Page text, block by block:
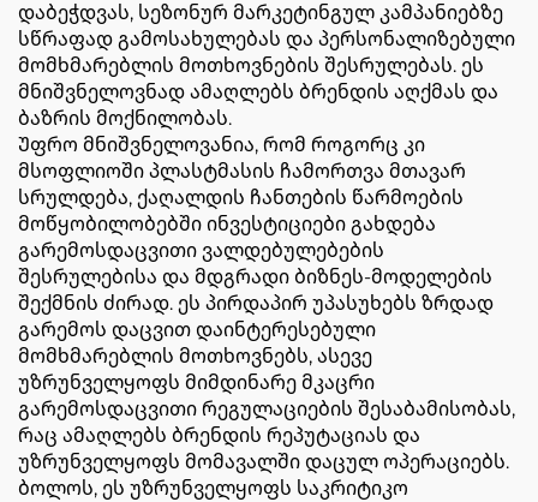
დაბეჭდვას, სეზონურ მარკეტინგულ კამპანიებზე
სწრაფად გამოსახულებას და პერსონალიზებული
მომხმარებლის მოთხოვნების შესრულებას. ეს
მნიშვნელოვნად ამაღლებს ბრენდის აღქმას და
ბაზრის მოქნილობას.
Უფრო მნიშვნელოვანია, რომ როგორც კი
მსოფლიოში პლასტმასის ჩამორთვა მთავარ
სრულდება, ქაღალდის ჩანთების წარმოების
მოწყობილობებში ინვესტიციები გახდება
გარემოსდაცვითი ვალდებულებების
შესრულებისა და მდგრადი ბიზნეს-მოდელების
შექმნის ძირად. ეს პირდაპირ უპასუხებს ზრდად
გარემოს დაცვით დაინტერესებული
მომხმარებლის მოთხოვნებს, ასევე
უზრუნველყოფს მიმდინარე მკაცრი
გარემოსდაცვითი რეგულაციების შესაბამისობას,
რაც ამაღლებს ბრენდის რეპუტაციას და
უზრუნველყოფს მომავალში დაცულ ოპერაციებს.
ბოლოს, ეს უზრუნველყოფს საკრიტიკო